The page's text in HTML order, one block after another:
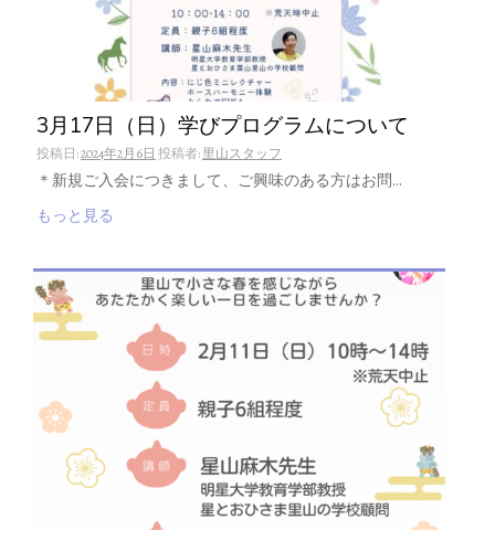
3月17日（日）学びプログラムについて
投稿日:2024年2月6日 投稿者:里山スタッフ
＊新規ご入会につきまして、ご興味のある方はお問…
もっと見る